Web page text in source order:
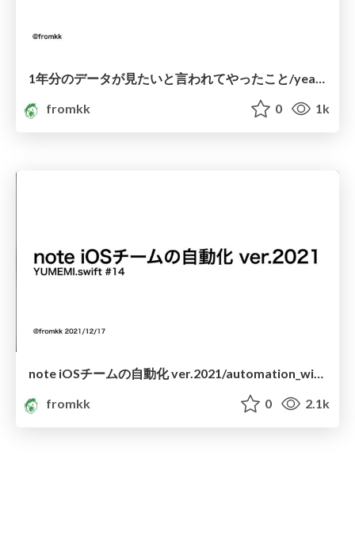
1年分のデータが見たいと言われてやったこと/yearly_data_with_note
fromkk
0 1k
note iOSチームの自動化 ver.2021/automation_with_iOS_team_on_note_ver2021
fromkk
0 2.1k